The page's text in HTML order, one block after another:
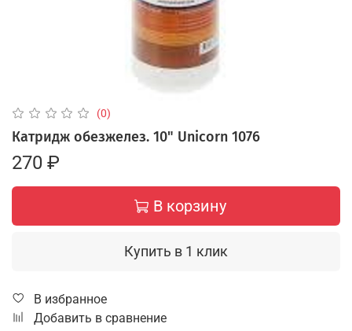
(0)
Катридж обезжелез. 10" Unicorn 1076
270 ₽
В корзину
Купить в 1 клик
В избранное
Добавить в сравнение